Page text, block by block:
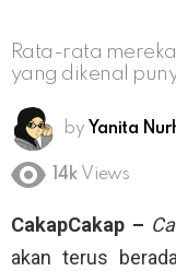
Rata-rata
yang dikenal
by Yanita
14k Views
CakapCakap –
akan terus